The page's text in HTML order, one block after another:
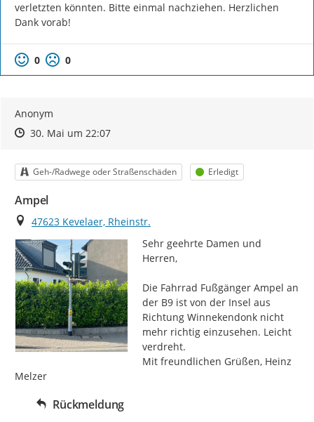
verletzten könnten. Bitte einmal nachziehen. Herzlichen
Dank vorab!
0 0
Anonym
Zeitpunkt des Erstellens
Zeitpunkt des Erstellens
30. Mai um 22:07Zur Äußerung
Kategorie
Geh-/Radwege oder Straßenschäden Status
Erledigt
Ampel
Ort
47623 Kevelaer, Rheinstr.
Sehr geehrte Damen und
Herren,
Die Fahrrad Fußgänger Ampel an
der B9 ist von der Insel aus
Richtung Winnekendonk nicht
mehr richtig einzusehen. Leicht
verdreht.
Mit freundlichen Grüßen, Heinz
Melzer
Rückmeldung